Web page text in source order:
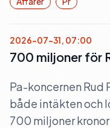
2026-07-31, 07:00
700 miljoner för
Pa-koncernen Rud
både intäkten och
700 miljoner